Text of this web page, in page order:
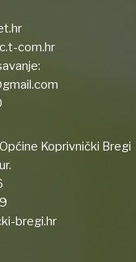
com.hr
Koprivnički Bregi
bregi.hr